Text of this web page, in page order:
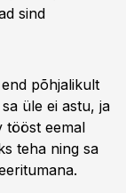
sind
põhjalikult
üle ei astu, ja
tööst eemal
teha ning sa